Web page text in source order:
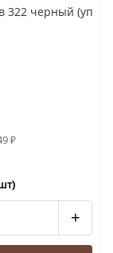
322 черный (уп
₽
+